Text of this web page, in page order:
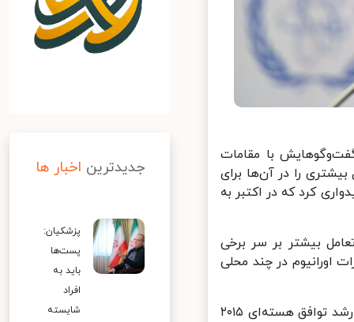
با مقامات
را در آن‌ها برای
کرد که در اکتبر به
بیشتر بر سر برخی
در چند محلی
گروسی با «عباس عراقچی» وزیر امور خارجه ایران و یکی از مذاکره‌کنندگان ارشد توافق هسته‌ای ۲۰۱۵
جدیدترین اخبار ها
پزشکیان:
پست‌ها
باید به
افراد
شایسته